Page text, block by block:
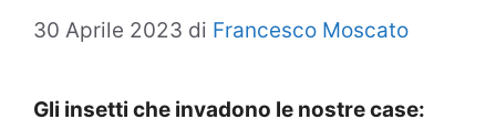
30 Aprile 2023 di Francesco Moscato
Gli insetti che invadono le nostre case: